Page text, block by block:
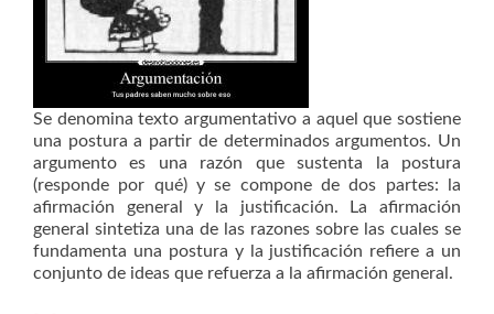
Se denomina texto argumentativo a aquel que sostiene
una postura a partir de determinados argumentos. Un
argumento es una razón que sustenta la postura
(responde por qué) y se compone de dos partes: la
afirmación general y la justificación. La afirmación
general sintetiza una de las razones sobre las cuales se
fundamenta una postura y la justificación refiere a un
conjunto de ideas que refuerza a la afirmación general.